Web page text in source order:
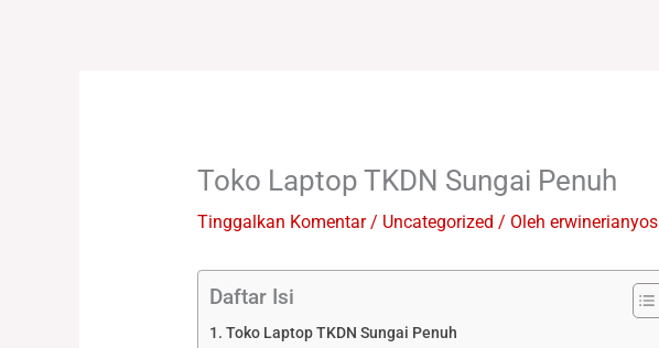
Toko Laptop TKDN Sungai Penuh
Tinggalkan Komentar / Uncategorized / Oleh erwinerianyos
Daftar Isi
Toko Laptop TKDN Sungai Penuh